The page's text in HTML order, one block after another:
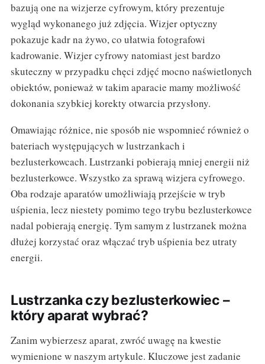
bazują one na wizjerze cyfrowym, który prezentuje
wygląd wykonanego już zdjęcia. Wizjer optyczny
pokazuje kadr na żywo, co ułatwia fotografowi
kadrowanie. Wizjer cyfrowy natomiast jest bardzo
skuteczny w przypadku chęci zdjęć mocno naświetlonych
obiektów, ponieważ w takim aparacie mamy możliwość
dokonania szybkiej korekty otwarcia przysłony.
Omawiając różnice, nie sposób nie wspomnieć również o
bateriach występujących w lustrzankach i
bezlusterkowcach. Lustrzanki pobierają mniej energii niż
bezlusterkowce. Wszystko za sprawą wizjera cyfrowego.
Oba rodzaje aparatów umożliwiają przejście w tryb
uśpienia, lecz niestety pomimo tego trybu bezlusterkowce
nadal pobierają energię. Tym samym z lustrzanek można
dłużej korzystać oraz włączać tryb uśpienia bez utraty
energii.
Lustrzanka czy bezlusterkowiec –
który aparat wybrać?
Zanim wybierzesz aparat, zwróć uwagę na kwestie
wymienione w naszym artykule. Kluczowe jest zadanie